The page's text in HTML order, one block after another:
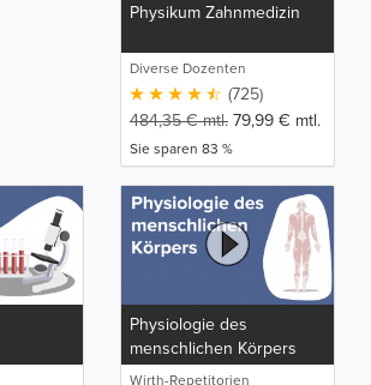
Physikum Zahnmedizin
Diverse Dozenten
(725)
484,35€mtl. 79,99 € mtl.
Sie sparen 83 %
Physiologie des
menschlichen Körpers
Wirth-Repetitorien